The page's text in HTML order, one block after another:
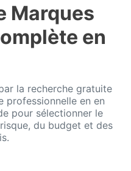
Marques
en
la recherche gratuite
professionnelle en en
pour sélectionner le
du budget et des